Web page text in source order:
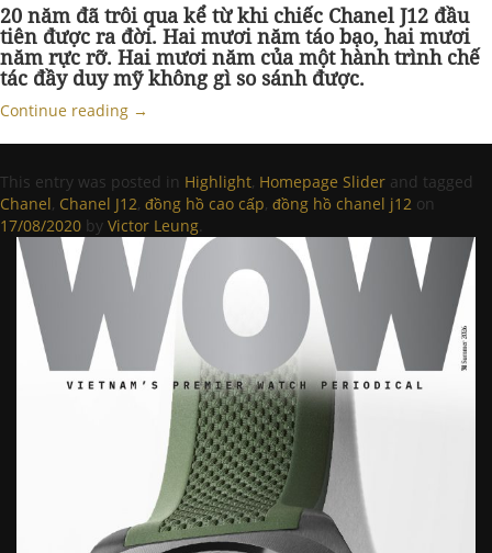
20 năm đã trôi qua kể từ khi chiếc Chanel J12 đầu
tiên được ra đời. Hai mươi năm táo bạo, hai mươi
năm rực rỡ. Hai mươi năm của một hành trình chế
tác đầy duy mỹ không gì so sánh được.
Continue reading →
This entry was posted in Highlight, Homepage Slider and tagged
Chanel, Chanel J12, đồng hồ cao cấp, đồng hồ chanel j12 on
17/08/2020 by Victor Leung.